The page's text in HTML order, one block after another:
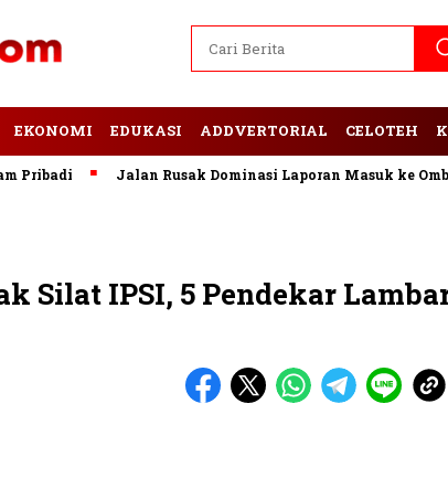
EKONOMI EDUKASI ADDVERTORIAL CELOTEH
Jalan Rusak Dominasi Laporan Masuk ke
Silat IPSI, 5 Pendekar